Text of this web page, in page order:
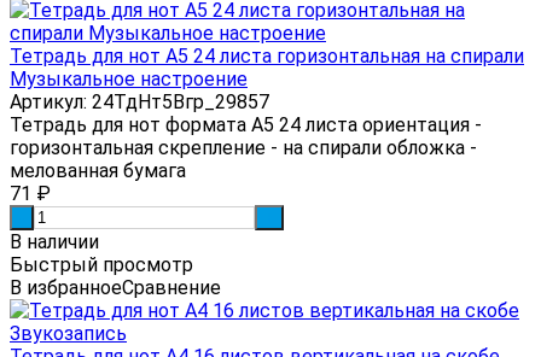
Тетрадь для нот А5 24 листа горизонтальная на спирали
Музыкальное настроение
Артикул: 24ТдНт5Вгр_29857
Тетрадь для нот формата А5 24 листа ориентация -
горизонтальная скрепление - на спирали обложка -
мелованная бумага
71 ₽
В наличии
Быстрый просмотр
В избранноеСравнение